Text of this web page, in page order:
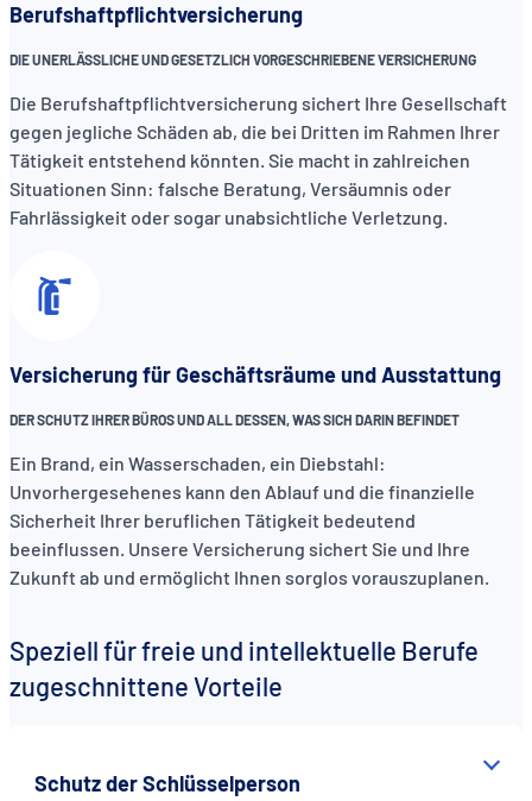
Berufshaftpflichtversicherung
DIE UNERLÄSSLICHE UND GESETZLICH VORGESCHRIEBENE VERSICHERUNG
Die Berufshaftpflichtversicherung sichert Ihre Gesellschaft
gegen jegliche Schäden ab, die bei Dritten im Rahmen Ihrer
Tätigkeit entstehend könnten. Sie macht in zahlreichen
Situationen Sinn: falsche Beratung, Versäumnis oder
Fahrlässigkeit oder sogar unabsichtliche Verletzung.
Versicherung für Geschäftsräume und Ausstattung
DER SCHUTZ IHRER BÜROS UND ALL DESSEN, WAS SICH DARIN BEFINDET
Ein Brand, ein Wasserschaden, ein Diebstahl:
Unvorhergesehenes kann den Ablauf und die finanzielle
Sicherheit Ihrer beruflichen Tätigkeit bedeutend
beeinflussen. Unsere Versicherung sichert Sie und Ihre
Zukunft ab und ermöglicht Ihnen sorglos vorauszuplanen.
Speziell für freie und intellektuelle Berufe
zugeschnittene Vorteile
Schutz der Schlüsselperson